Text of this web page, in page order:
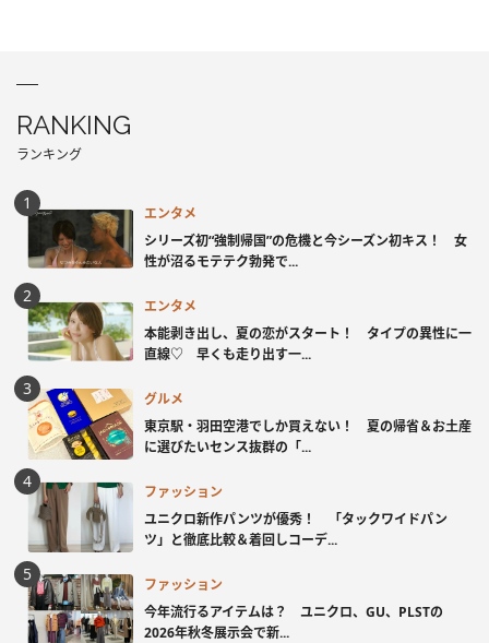
RANKING
ランキング
エンタメ
シリーズ初“強制帰国”の危機と今シーズン初キス！ 女
性が沼るモテテク勃発で...
エンタメ
本能剥き出し、夏の恋がスタート！ タイプの異性に一
直線♡ 早くも走り出す一...
グルメ
東京駅・羽田空港でしか買えない！ 夏の帰省＆お土産
に選びたいセンス抜群の「...
ファッション
ユニクロ新作パンツが優秀！ 「タックワイドパン
ツ」と徹底比較＆着回しコーデ...
ファッション
今年流行るアイテムは？ ユニクロ、GU、PLSTの
2026年秋冬展示会で新...